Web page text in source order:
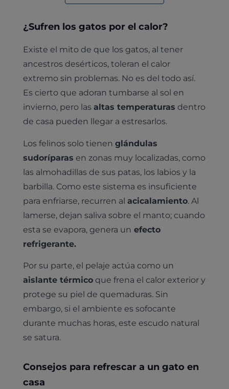
¿Sufren los gatos por el calor?
Existe el mito de que los gatos, al tener
ancestros desérticos, toleran el calor
extremo sin problemas. No es del todo así.
Es cierto que adoran tumbarse al sol en
invierno, pero las altas temperaturas dentro
de casa pueden llegar a estresarlos.
Los felinos solo tienen glándulas
sudoríparas en zonas muy localizadas, como
las almohadillas de sus patas, los labios y la
barbilla. Como este sistema es insuficiente
para enfriarse, recurren al acicalamiento. Al
lamerse, dejan saliva sobre el manto; cuando
esta se evapora, genera un efecto
refrigerante.
Por su parte, el pelaje actúa como un
aislante térmicoque frena el calor exterior y
protege su piel de quemaduras. Sin
embargo, si el ambiente es sofocante
durante muchas horas, este escudo natural
se satura.
Consejos para refrescar a un gato en
casa